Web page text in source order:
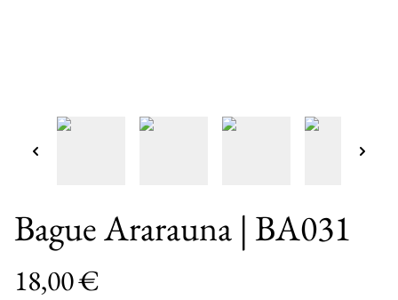
Bague Ararauna | BA031
18,00 €